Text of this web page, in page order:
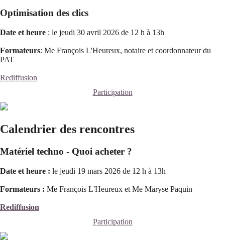
Optimisation des clics
Date et heure : le jeudi 30 avril 2026 de 12 h à 13h
Formateurs: Me François L'Heureux, notaire et coordonnateur du
PAT
Rediffusion
Participation
Calendrier des rencontres
Matériel techno - Quoi acheter ?
Date et heure : le jeudi 19 mars 2026 de 12 h à 13h
Formateurs : Me François L'Heureux et Me Maryse Paquin
Rediffusion
Participation